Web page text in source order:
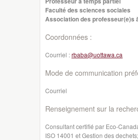
Faculté des sciences sociales
Association des professeur(e)s
Coordonnées :
Courriel :rbaba@uottawa.ca
Mode de communication
Courriel
Renseignement sur la
Consultant certifié par Eco-
ISO 14001 et Gestion des